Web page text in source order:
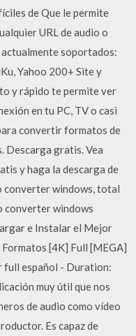
de Que le permite
URL de audio o
soportados:
Yahoo 200+ Site y
y rápido te permite ver
en tu PC, TV o casi
convertir formatos de
Descarga gratis. Vea
y haga la descarga de
converter windows, total
converter windows
e Instalar el Mejor
[4K] Full [MEGA]
español - Duration:
muy útil que nos
de audio como vídeo
Es capaz de